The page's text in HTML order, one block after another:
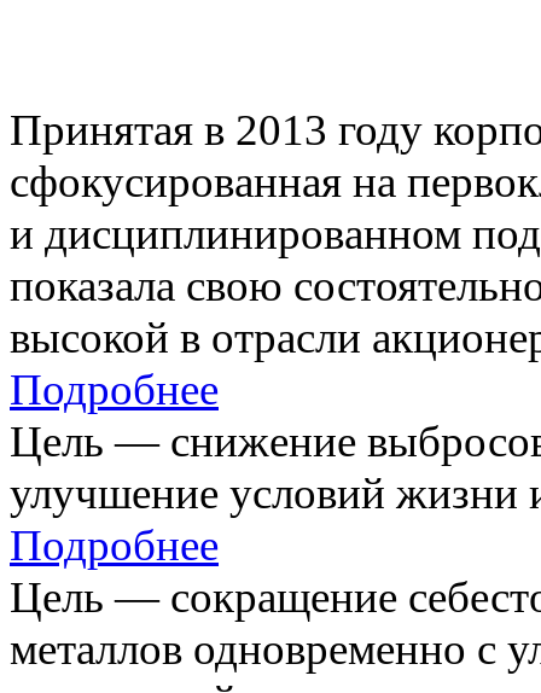
Принятая в 2013 году
сфокусированная на
и дисциплинированном
показала свою
высокой в отрасли
Подробнее
Цель — снижение
улучшение условий жизни
Подробнее
Цель — сокращение
металлов одновременно с